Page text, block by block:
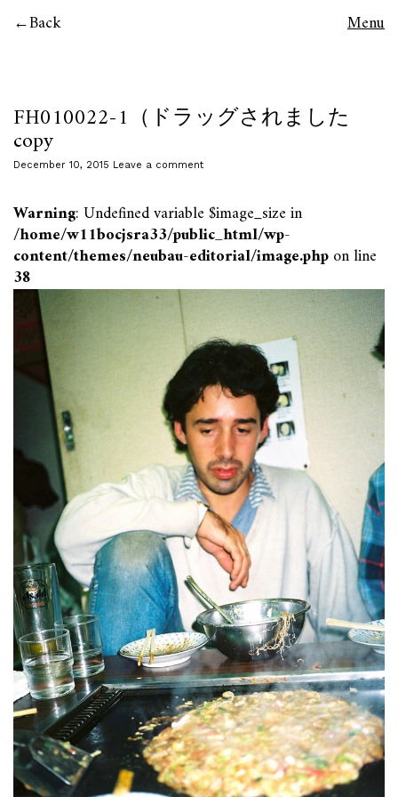
Back Menu
FH010022-1（ドラッグされました
copy
December 10, 2015 Leave a comment
Warning: Undefined variable $image_size in
/home/w11bocjsra33/public_html/wp-
content/themes/neubau-editorial/image.phpon line
38